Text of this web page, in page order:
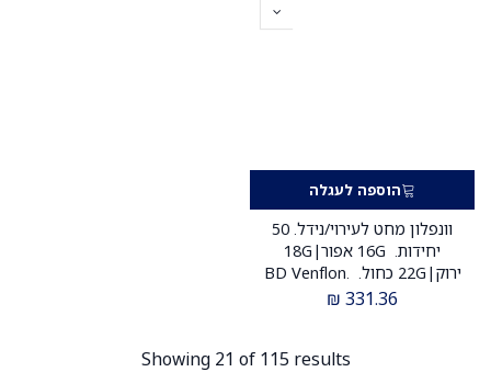
הוספה לעגלה
וונפלון מחט לעירוי/נידל. 50
יחידות. 16G אפור|18G
ירוק|22G כחול. BD Venflon.
IV Cannula Needle
331.36
₪
Showing 21 of 115 results